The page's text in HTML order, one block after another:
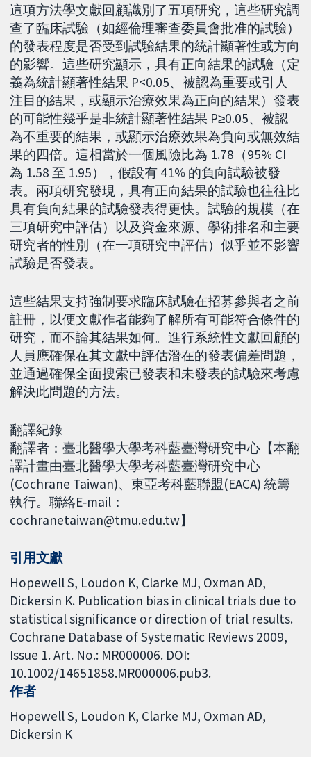
這項方法學文獻回顧識別了五項研究，這些研究調
查了臨床試驗（如經倫理審查委員會批准的試驗）
的發表程度是否受到試驗結果的統計顯著性或方向
的影響。這些研究顯示，具有正向結果的試驗（定
義為統計顯著性結果 P<0.05、被認為重要或引人
注目的結果，或顯示治療效果為正向的結果）發表
的可能性幾乎是非統計顯著性結果 P≥0.05、被認
為不重要的結果，或顯示治療效果為負向或無效結
果的四倍。這相當於一個風險比為 1.78（95% CI
為 1.58 至 1.95），假設有 41% 的負向試驗被發
表。兩項研究發現，具有正向結果的試驗也往往比
具有負向結果的試驗發表得更快。試驗的規模（在
三項研究中評估）以及資金來源、學術排名和主要
研究者的性別（在一項研究中評估）似乎並不影響
試驗是否發表。
這些結果支持強制要求臨床試驗在招募參與者之前
註冊，以便文獻作者能夠了解所有可能符合條件的
研究，而不論其結果如何。進行系統性文獻回顧的
人員應確保在其文獻中評估潛在的發表偏差問題，
並通過確保全面搜索已發表和未發表的試驗來考慮
解決此問題的方法。
翻譯紀錄
翻譯者：臺北醫學大學考科藍臺灣研究中心【本翻
譯計畫由臺北醫學大學考科藍臺灣研究中心
(Cochrane Taiwan)、東亞考科藍聯盟(EACA) 統籌
執行。聯絡E‐mail：
cochranetaiwan@tmu.edu.tw】
引用文獻
Hopewell S, Loudon K, Clarke MJ, Oxman AD,
Dickersin K. Publication bias in clinical trials due to
statistical significance or direction of trial results.
Cochrane Database of Systematic Reviews 2009,
Issue 1. Art. No.: MR000006. DOI:
10.1002/14651858.MR000006.pub3.
作者
Hopewell S Loudon K Clarke MJ Oxman AD
Dickersin K